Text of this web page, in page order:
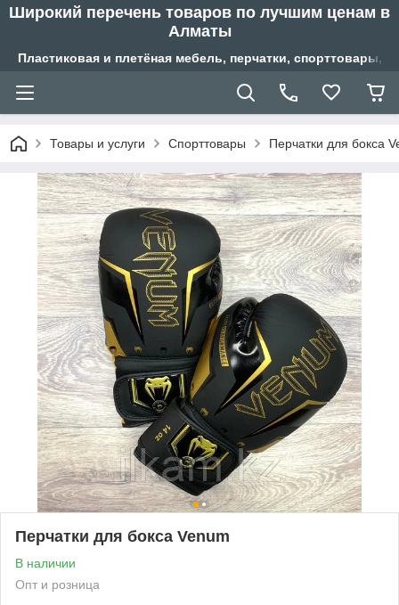
Широкий перечень товаров по лучшим ценам в
Алматы
Пластиковая и плетёная мебель, перчатки,
Товары и услуги Спорттовары Перчатки для бокса
Перчатки для бокса Venum
В наличии
Опт и розница